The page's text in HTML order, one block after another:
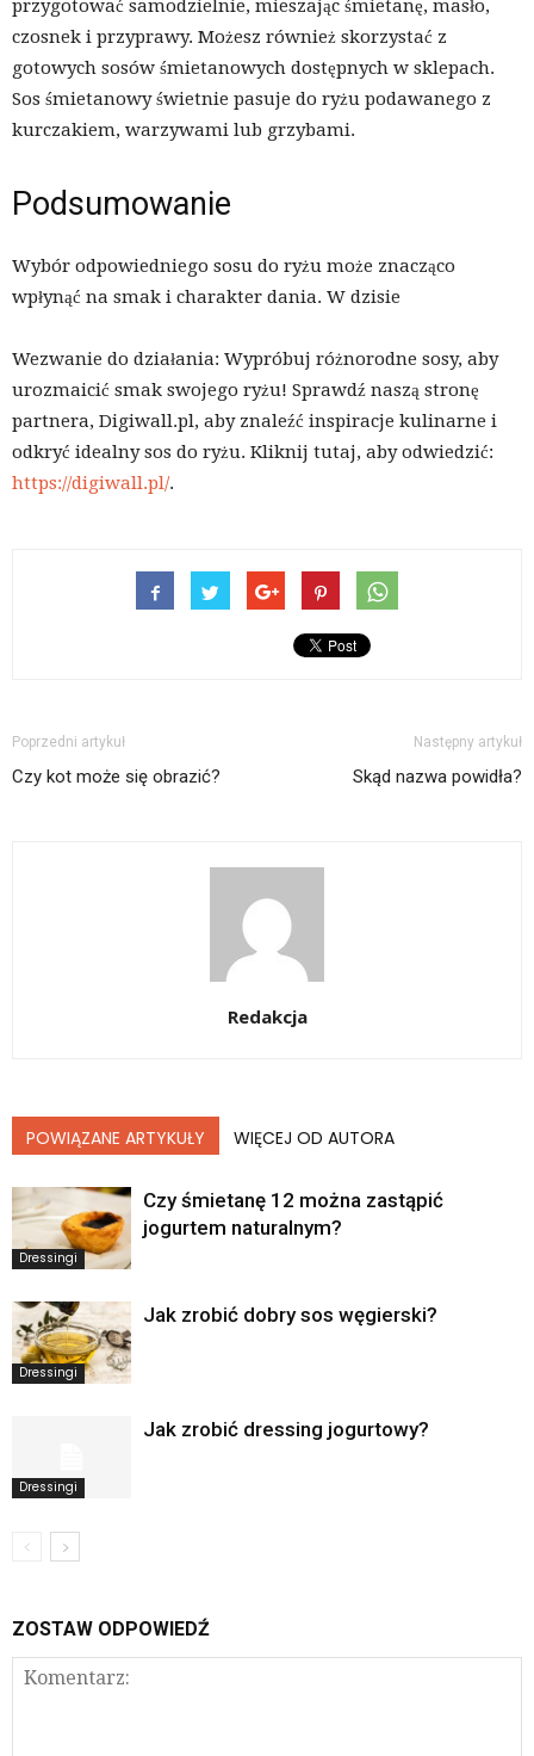
przygotować samodzielnie, mieszając śmietanę, masło,
czosnek i przyprawy. Możesz również skorzystać z
gotowych sosów śmietanowych dostępnych w sklepach.
Sos śmietanowy świetnie pasuje do ryżu podawanego z
kurczakiem, warzywami lub grzybami.
Podsumowanie
Wybór odpowiedniego sosu do ryżu może znacząco
wpłynąć na smak i charakter dania. W dzisie
Wezwanie do działania: Wypróbuj różnorodne sosy, aby
urozmaicić smak swojego ryżu! Sprawdź naszą stronę
partnera, Digiwall.pl, aby znaleźć inspiracje kulinarne i
odkryć idealny sos do ryżu. Kliknij tutaj, aby odwiedzić:
https://digiwall.pl/.
Poprzedni artykuł
Czy kot może się obrazić?
Następny artykuł
Skąd nazwa powidła?
Redakcja
POWIĄZANE ARTYKUŁY WIĘCEJ OD AUTORA
Dressingi
Czy śmietanę 12 można zastąpić
jogurtem naturalnym?
Dressingi
Jak zrobić dobry sos węgierski?
Dressingi
Jak zrobić dressing jogurtowy?
ZOSTAW ODPOWIEDŹ